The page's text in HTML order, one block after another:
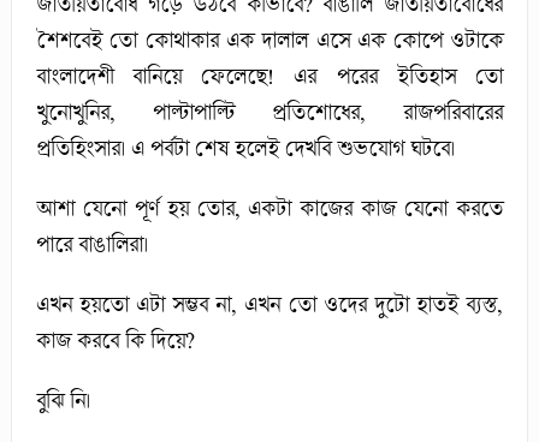
শৈশবেই তো কোথাকার এক দালাল এসে এক কোপে ওটাকে
বাংলাদেশী বানিয়ে ফেলেছে! এর পরের ইতিহাস তো
খুনোখুনির, পাল্টাপাল্টি প্রতিশোধের, রাজপরিবারের
প্রতিহিংসার। এ পর্বটা শেষ হলেই দেখবি শুভযোগ ঘটবে।
আশা যেনো পূর্ণ হয় তোর, একটা কাজের কাজ যেনো করতে
পারে বাঙালিরা।
এখন হয়তো এটা সম্ভব না, এখন তো ওদের দুটো হাতই ব্যস্ত,
কাজ করবে কি দিয়ে?
বুঝি নি।